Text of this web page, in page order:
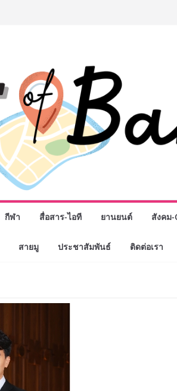
กีฬา สื่อสาร-ไอที ยานยนต์ สังคม-
สายมู ประชาสัมพันธ์ ติดต่อเรา